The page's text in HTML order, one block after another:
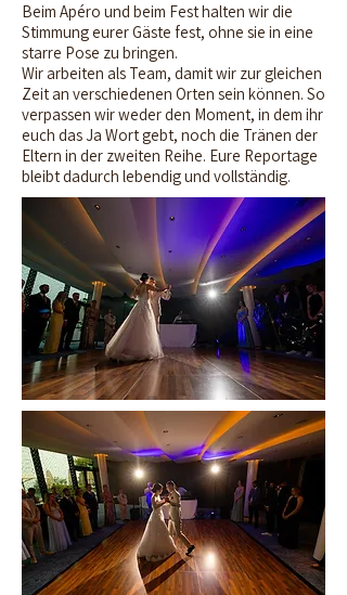
Beim Apéro und beim Fest halten wir die
Stimmung eurer Gäste fest, ohne sie in eine
starre Pose zu bringen.
Wir arbeiten als Team, damit wir zur gleichen
Zeit an verschiedenen Orten sein können. So
verpassen wir weder den Moment, in dem ihr
euch das Ja Wort gebt, noch die Tränen der
Eltern in der zweiten Reihe. Eure Reportage
bleibt dadurch lebendig und vollständig.